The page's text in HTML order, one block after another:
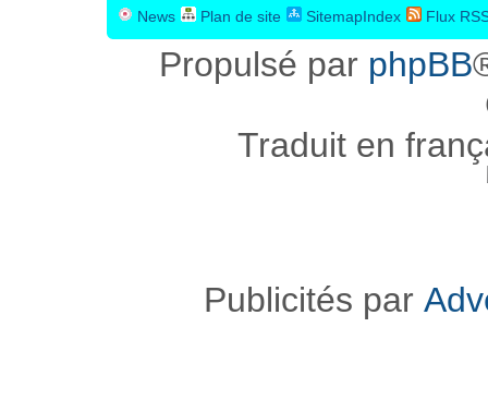
News Plan de site SitemapIndex Flux
Propulsé par phpBB
Traduit en
Publicités par